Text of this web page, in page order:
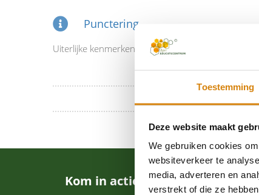
Toestemming
Deze website maakt
We gebruiken cookies
websiteverkeer te
media, adverteren en
verstrekt of die ze
Punctering
Uiterlijke kenmerken als kuiltjes en groefjes in het
Kom in actie